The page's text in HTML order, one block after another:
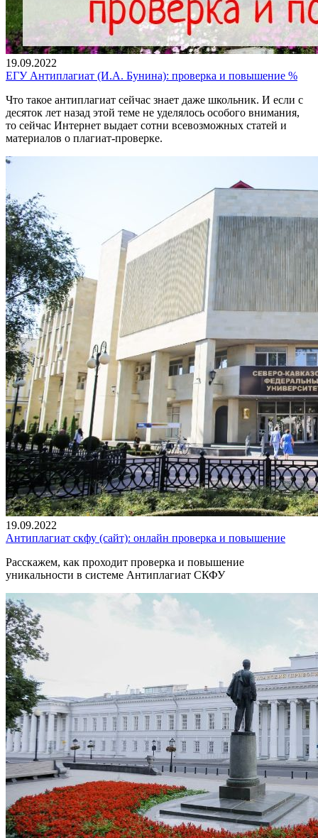
19.09.2022
ЕГУ Антиплагиат (И.А. Бунина): проверка и повышение %
Что такое антиплагиат сейчас знает даже школьник. И если с
десяток лет назад этой теме не уделялось особого внимания,
то сейчас Интернет выдает сотни всевозможных статей и
материалов о плагиат-проверке.
19.09.2022
Антиплагиат скфу (сайт): онлайн проверка и повышение
Расскажем, как проходит проверка и повышение
уникальности в системе Антиплагиат СКФУ